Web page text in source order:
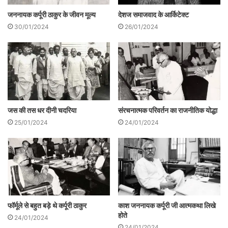
कर्पूरी ठाकुर की एक और महत्त्वपूर्ण विशेषता थी
उनका आर्थिक दृष्टि से निर्धन अपने परिवार और
स्वजन की चिंता न करके सदैव समाज के गरीबों और
जननायक कर्पूरी ठाकुर के जीवन मूल्य
30/01/2024
देशज समाजवाद के आर्किटेक्ट
26/01/2024
जस की तस धर दीनी चदरिया
25/01/2024
संरचनात्मक परिवर्तन का राजनीतिक योद्धा
24/01/2024
फॉर्मूले से बहुत बड़े थे कर्पूरी ठाकुर
24/01/2024
काश जननायक कर्पूरी जी आत्मकथा लिखे
होते